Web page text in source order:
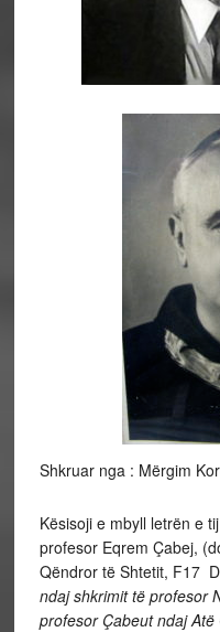
Shkruar nga : Mërgim
Kësisoji e mbyll letrën e
profesor Eqrem Çabej,
Qëndror të Shtetit, F17
ndaj shkrimit të profesor
profesor Çabeut ndaj Atë